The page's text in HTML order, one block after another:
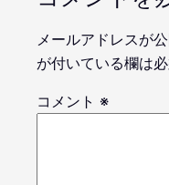
メールアドレスが
が付いている欄は
コメント ※